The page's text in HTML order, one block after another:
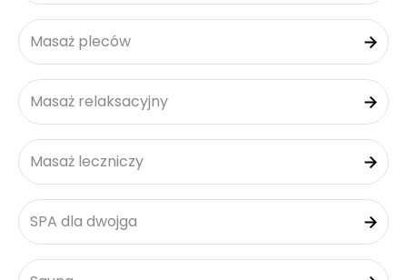
Masaż pleców
Masaż relaksacyjny
Masaż leczniczy
SPA dla dwojga